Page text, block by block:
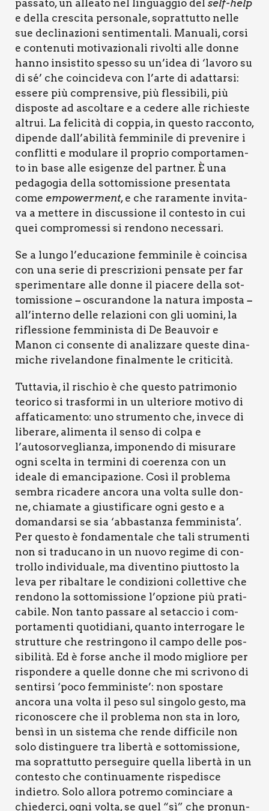
pas­sa­to, un allea­to nel lin­guag­gio del self-help
e del­la cre­sci­ta per­so­na­le, soprat­tut­to nel­le
sue decli­na­zio­ni sen­ti­men­ta­li. Manua­li, cor­si
e con­te­nu­ti moti­va­zio­na­li rivol­ti alle don­ne
han­no insi­sti­to spes­so su un’idea di ‘lavo­ro su
di sé’ che coin­ci­de­va con l’arte di adat­tar­si:
esse­re più com­pren­si­ve, più fles­si­bi­li, più
dispo­ste ad ascol­ta­re e a cede­re alle richie­ste
altrui. La feli­ci­tà di cop­pia, in que­sto rac­con­to,
dipen­de dall’abilità fem­mi­ni­le di pre­ve­ni­re i
con­flit­ti e modu­la­re il pro­prio com­por­ta­men­
to in base alle esi­gen­ze del part­ner. È una
peda­go­gia del­la sot­to­mis­sio­ne pre­sen­ta­ta
come empo­wer­ment, e che rara­men­te invi­ta­
va a met­te­re in discus­sio­ne il con­te­sto in cui
quei com­pro­mes­si si ren­do­no neces­sa­ri.
Se a lun­go l’educazione fem­mi­ni­le è coin­ci­sa
con una serie di pre­scri­zio­ni pen­sa­te per far
spe­ri­men­ta­re alle don­ne il pia­ce­re del­la sot­
to­mis­sio­ne – oscu­ran­do­ne la natu­ra impo­sta –
all’interno del­le rela­zio­ni con gli uomi­ni, la
rifles­sio­ne fem­mi­ni­sta di De Beau­voir e
Manon ci con­sen­te di ana­liz­za­re que­ste dina­
mi­che rive­lan­do­ne final­men­te le cri­ti­ci­tà.
Tut­ta­via, il rischio è che que­sto patri­mo­nio
teo­ri­co si tra­sfor­mi in un ulte­rio­re moti­vo di
affa­ti­ca­men­to: uno stru­men­to che, inve­ce di
libe­ra­re, ali­men­ta il sen­so di col­pa e
l’autosorveglianza, impo­nen­do di misu­ra­re
ogni scel­ta in ter­mi­ni di coe­ren­za con un
idea­le di eman­ci­pa­zio­ne. Così il pro­ble­ma
sem­bra rica­de­re anco­ra una vol­ta sul­le don­
ne, chia­ma­te a giu­sti­fi­ca­re ogni gesto e a
doman­dar­si se sia ‘abba­stan­za fem­mi­ni­sta’.
Per que­sto è fon­da­men­ta­le che tali stru­men­ti
non si tra­du­ca­no in un nuo­vo regi­me di con­
trol­lo indi­vi­dua­le, ma diven­ti­no piut­to­sto la
leva per ribal­ta­re le con­di­zio­ni col­let­ti­ve che
ren­do­no la sot­to­mis­sio­ne l’opzione più pra­ti­
ca­bi­le. Non tan­to pas­sa­re al setac­cio i com­
por­ta­men­ti quo­ti­dia­ni, quan­to inter­ro­ga­re le
strut­tu­re che restrin­go­no il cam­po del­le pos­
si­bi­li­tà. Ed è for­se anche il modo miglio­re per
rispon­de­re a quel­le don­ne che mi scri­vo­no di
sen­tir­si ‘poco fem­mi­ni­ste’: non spo­sta­re
anco­ra una vol­ta il peso sul sin­go­lo gesto, ma
rico­no­sce­re che il pro­ble­ma non sta in loro,
ben­sì in un siste­ma che ren­de dif­fi­ci­le non
solo distin­gue­re tra liber­tà e sot­to­mis­sio­ne,
ma soprat­tut­to per­se­gui­re quel­la liber­tà in un
con­te­sto che con­ti­nua­men­te rispe­di­sce
indie­tro. Solo allo­ra potre­mo comin­cia­re a
chie­der­ci, ogni vol­ta, se quel “sì” che pro­nun­